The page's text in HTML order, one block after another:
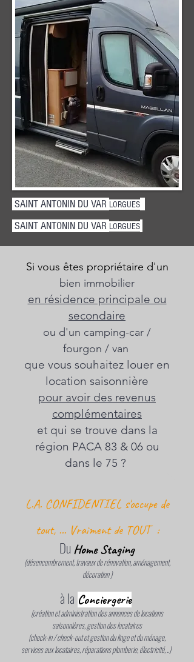
SAINT ANTONIN DU VAR LORGUES
SAINT ANTONIN DU VAR LORGUES
Si vous êtes propriétaire d'un
bien immobilier
en résidence principale ou
secondaire
ou d'un camping-car /
fourgon / van
que vous souhaitez louer en
location saisonnière
pour avoir des revenus
complémentaires
et qui se trouve dans la
région PACA 83 & 06 ou
dans le 75 ? ​
L.A. CONFIDENTIEL s'occupe de
tout, ...Vraiment de TOUT :
Du Home Staging
(désencombrement, travaux de rénovation, aménagement,
décoration )
à la Conciergerie
(création et administration des annonces de locations
saisonnières, gestiondes locataires
(check-in / check-out et gestion du linge et du ménage,
services aux locataires, réparations plomberie,électricité, ..)